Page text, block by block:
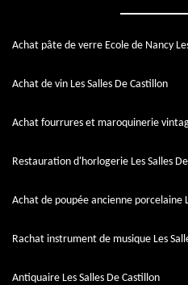
Achat pâte de verre Ecole de Nancy
Achat de vin Les Salles De Castillon
Achat fourrures et maroquinerie
Restauration d'horlogerie Les Salles
Achat de poupée ancienne porcelaine
Rachat instrument de musique Les
Antiquaire Les Salles De Castillon